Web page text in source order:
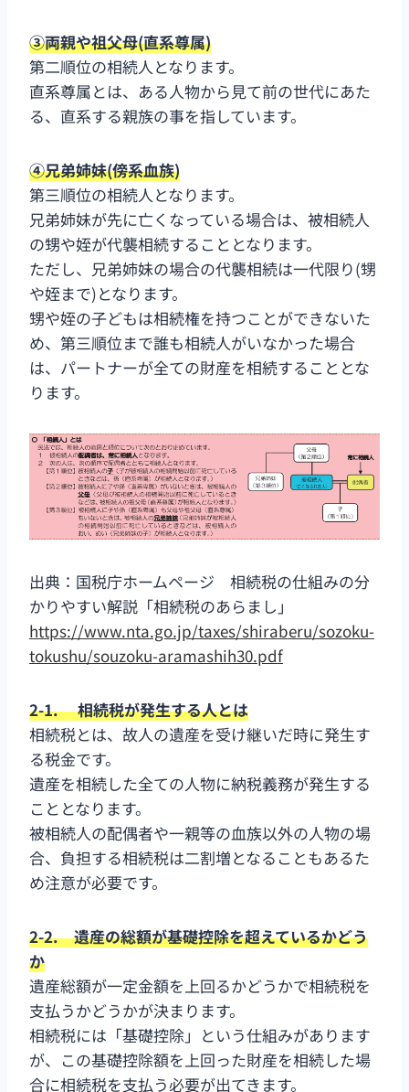
③両親や祖父母(直系尊属)
第二順位の相続人となります。
直系尊属とは、ある人物から見て前の世代にあた
る、直系する親族の事を指しています。
④兄弟姉妹(傍系血族)
第三順位の相続人となります。
兄弟姉妹が先に亡くなっている場合は、被相続人
の甥や姪が代襲相続することとなります。
ただし、兄弟姉妹の場合の代襲相続は一代限り(甥
や姪まで)となります。
甥や姪の子どもは相続権を持つことができないた
め、第三順位まで誰も相続人がいなかった場合
は、パートナーが全ての財産を相続することとな
ります。
出典：国税庁ホームページ 相続税の仕組みの分
かりやすい解説「相続税のあらまし」
https://www.nta.go.jp/taxes/shiraberu/sozoku-
tokushu/souzoku-aramashih30.pdf
2-1. 相続税が発生する人とは
相続税とは、故人の遺産を受け継いだ時に発生す
る税金です。
遺産を相続した全ての人物に納税義務が発生する
こととなります。
被相続人の配偶者や一親等の血族以外の人物の場
合、負担する相続税は二割増となることもあるた
め注意が必要です。
2-2. 遺産の総額が基礎控除を超えているかどう
か
遺産総額が一定金額を上回るかどうかで相続税を
支払うかどうかが決まります。
相続税には「基礎控除」という仕組みがあります
が、この基礎控除額を上回った財産を相続した場
合に相続税を支払う必要が出てきます。